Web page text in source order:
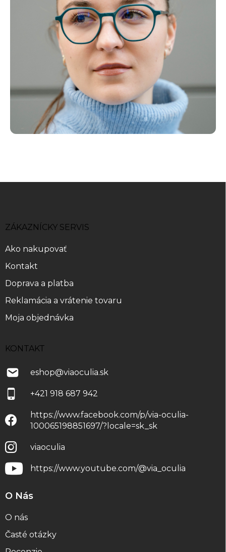
e
ZÁKAZNÍCKY SERVIS
Ako nakupovať
Kontakt
Doprava a platba
Reklamácia a vrátenie tovaru
Moja objednávka
KONTAKT
eshop@viaoculia.sk
+421 918 687 942
https://www.facebook.com/p/via-oculia-
100065198851697/?locale=sk_sk
viaoculia
https://www.youtube.com/@via_oculia
O Nás
O nás
Časté otázky